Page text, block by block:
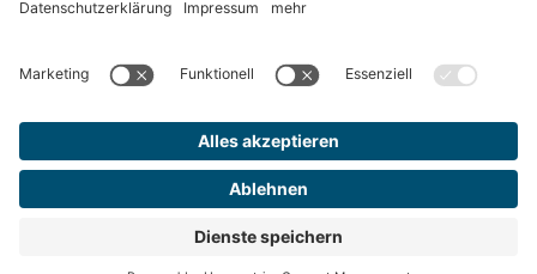
Apothekenfinder
© 2026 DEMECAN
ImpressumDatenschutz